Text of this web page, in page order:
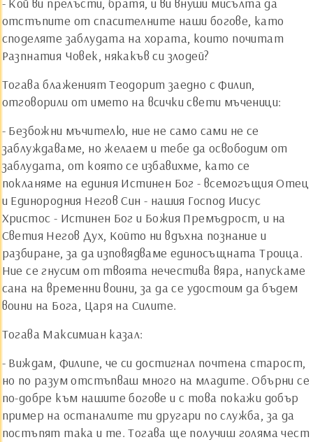
- Кой ви прелъсти, братя, и ви внуши мисълта да
отстъпите от спасителните наши богове, като
споделяте заблудата на хората, които почитат
Разпнатия Човек, някакъв си злодей?
Тогава блаженият Теодорит заедно с Филип,
отговорили от името на всички свети мъченици:
- Безбожни мъчителю, ние не само сами не се
заблуждаваме, но желаем и тебе да освободим от
заблудата, от която се избавихме, като се
покланяме на единия Истинен Бог - всемогъщия Отец
и Единородния Негов Син - нашия Господ Иисус
Христос - Истинен Бог и Божия Премъдрост, и на
Светия Негов Дух, Който ни вдъхна познание и
разбиране, за да изповядваме единосъщната Троица.
Ние се гнусим от твоята нечестива вяра, напускаме
сана на временни воини, за да се удостоим да бъдем
воини на Бога, Царя на Силите.
Тогава Максимиан казал:
- Виждам, Филипе, че си достигнал почтена старост,
но по разум отстъпваш много на младите. Обърни се
по-добре към нашите богове и с това покажи добър
пример на останалите ти другари по служба, за да
постъпят така и те. Тогава ще получиш голяма чест